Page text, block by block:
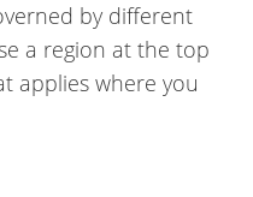
by different
a region at the top
applies where you